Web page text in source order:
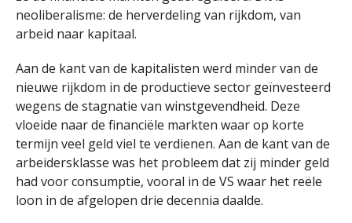
neoliberalisme: de herverdeling van rijkdom, van
arbeid naar kapitaal.
Aan de kant van de kapitalisten werd minder van de
nieuwe rijkdom in de productieve sector geïnvesteerd
wegens de stagnatie van winstgevendheid. Deze
vloeide naar de financiële markten waar op korte
termijn veel geld viel te verdienen. Aan de kant van de
arbeidersklasse was het probleem dat zij minder geld
had voor consumptie, vooral in de VS waar het reële
loon in de afgelopen drie decennia daalde.